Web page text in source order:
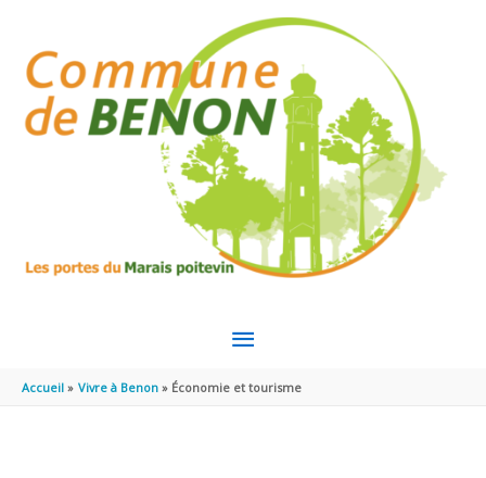
MENU
PRINCIPAL
Accueil Vivre à Benon Économie et tourisme